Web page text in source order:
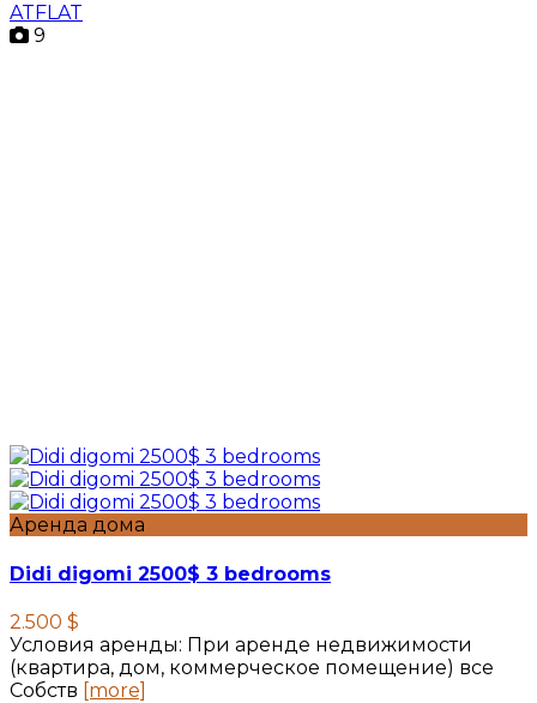
ATFLAT
9
Аренда дома
Didi digomi 2500$ 3 bedrooms
2.500 $
Условия аренды: При аренде недвижимости
(квартира, дом, коммерческое помещение) все
Собств [more]